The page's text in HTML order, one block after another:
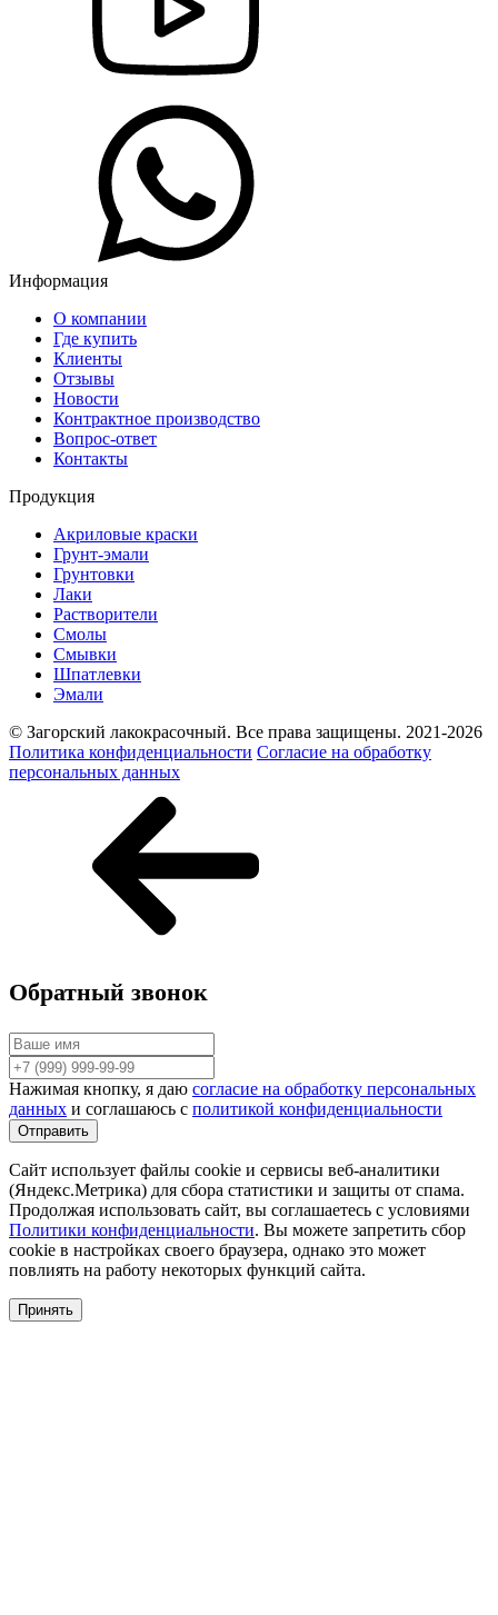
Информация
О компании
Где купить
Клиенты
Отзывы
Новости
Контрактное производство
Вопрос-ответ
Контакты
Продукция
Акриловые краски
Грунт-эмали
Грунтовки
Лаки
Растворители
Смолы
Смывки
Шпатлевки
Эмали
© Загорский лакокрасочный. Все права защищены. 2021-2026
Политика конфиденциальности Согласие на обработку
персональных данных
Обратный звонок
Нажимая кнопку, я даю согласие на обработку персональных
данных и соглашаюсь с политикой конфиденциальности
Сайт использует файлы cookie и сервисы веб-аналитики
(Яндекс.Метрика) для сбора статистики и защиты от спама.
Продолжая использовать сайт, вы соглашаетесь с условиями
Политики конфиденциальности. Вы можете запретить сбор
cookie в настройках своего браузера, однако это может
повлиять на работу некоторых функций сайта.
Принять